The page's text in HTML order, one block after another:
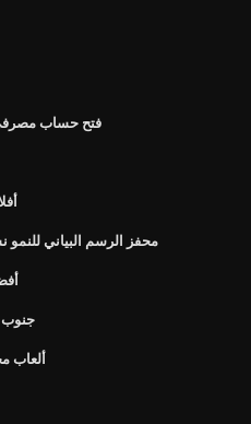
فتح حساب مصرفي
محفز الرسم البياني
جنوب
ألعاب